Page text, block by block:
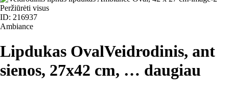
Peržiūrėti visus
ID: 216937
Ambiance
Lipdukas OvalVeidrodinis, ant
sienos, 27x42 cm, … daugiau